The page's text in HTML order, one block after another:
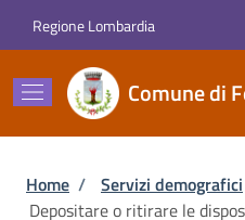
Regione Lombardia
Comune di
Briciole di
Home / Servizi demografici
Depositare o ritirare le